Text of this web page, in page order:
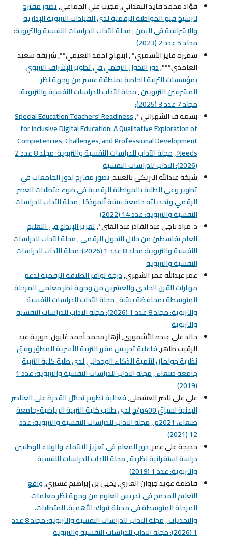
فؤاد محمد قايد البعداني, مجيب علي الجماعي,تصور مقترح
لترسيخ قيم المواطنة الرقمية لدى القيادات التربوية الإدارية
والإشرافية في اليمن,مجلة الآداب للدراسات النفسية والتربوية:
مجلد 5 عدد 2 (2023)
سميرة فايز الأسمري* , ابتهاج احمد النعيمي**, شريفة سعيد
الغامدي***,دور التحول الرقمي في تطوير الإشراف التربوي
بمؤسسات التربية الخاصة بمنطقة عسير من وجهة نظر
المشرفين التربويين,مجلة الآداب للدراسات النفسية والتربوية:
مجلد 7 عدد 3 (2025):
بسمه ف الشهراني *,Special Education Teachers' Readiness
for Inclusive Digital Education: A Qualitative Exploration of
Competencies, Challenges, and Professional Development
Needs
,
مجلة الآداب للدراسات النفسية والتربوية: مجلد 8 عدد 2
(2026): الاداب للدراسات النفسية
شيخة عبدالله البريكي بالعبيد,تصور مقترح لدور الجامعات في
تطوير وعي الطلبة بالمواطنة الرقمية في ضوء متطلبات العصر
الرقمي وتحدياته جامعة بيشة أنموذجًا,مجلة الآداب للدراسات
النفسية والتربوية: عدد 14 (2022)
د. مراد ناجي عبد القادر عبد الغني*,تعزيز الإبداع في التعليم
العام بفلسطين من خلال التحول الرقمي,مجلة الآداب للدراسات
النفسية والتربوية: مجلد 8 عدد 1 (2026): مجلة الآداب للدراسات
النفسية والتربوية
عمر عبدالله عمر الشهري,درجة توافر الطلاقة الرقمية لدعم
مهارات القرن الحادي والعشرين من وجهة نظر معلمي المرحلة
المتوسطة بمحافظة بيشة,مجلة الآداب للدراسات النفسية
والتربوية: مجلد 8 عدد 1 (2026): مجلة الآداب للدراسات النفسية
والتربوية
خالد علي عبده الأشموري, أزهار محمد أحمد غليون, حورية عبد
الرقيب طاهر,فاعلية تدريس مقرر التربية الأسرية المطوّر وفق
نظرية جولمان لتنمية الذكاء الوجداني لدى طلبة كلية التربية
جامعة صنعاء,
مجلة الآداب للدراسات النفسية والتربوية: عدد 1
(2019)
علي علي ناصر العشملي,فعالية تطوير تحمُّل القدرة على العناصر
البدنية لسباق 400م/ح لدى طلاب كلية التربية الرياضية-جامعة
صنعاء، 2021م
,مجلة الآداب للدراسات النفسية والتربوية: عدد
12 (2021)
خديجة علي عمر,دور المعلم في تعزيز الانتماء والولاء الوطنيين
دراسة استقرائية نظرية,مجلة الآداب للدراسات النفسية
والتربوية: عدد 1 (2019)
فاطمة عويد جروان العنزي, يحيى بن إبراهيم عسيري,واقع
التعليم المدمج في تدريس العلوم من وجهة نظر معلمات
المرحلة المتوسطة في مدينة تبوك: الأهمية، المتطلبات،
والتحديات,
مجلة الآداب للدراسات النفسية والتربوية: مجلد 8 عدد
1 (2026): مجلة الآداب للدراسات النفسية والتربوية